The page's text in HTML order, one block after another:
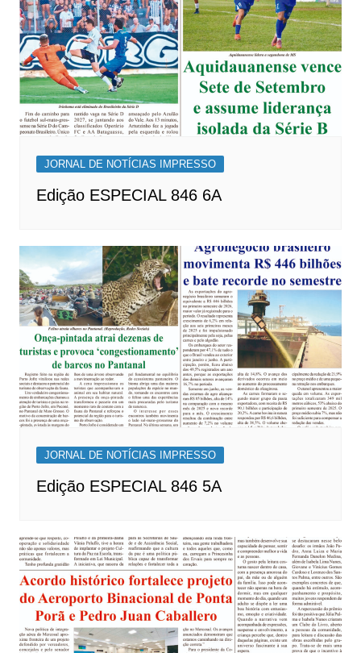
JORNAL DE NOTÍCIAS IMPRESSO
Edição ESPECIAL 846 6A
JORNAL DE NOTÍCIAS IMPRESSO
Edição ESPECIAL 846 5A